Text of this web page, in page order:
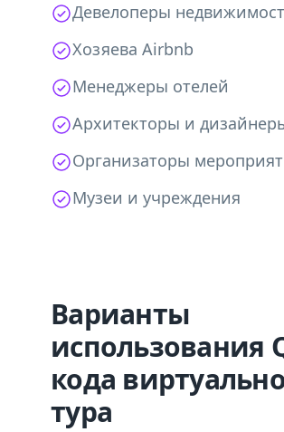
Девелоперы
Хозяева Airbnb
Менеджеры отелей
Архитекторы и
Организаторы
Музеи и учреждения
Варианты
использования
кода
тура